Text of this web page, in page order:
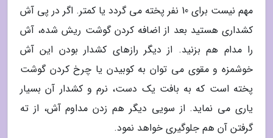
مهم نیست برای 10 نفر پخته می گردد یا کمتر. اگر در پی آش
کشداری هستید بعد از اضافه کردن گوشت ریش شده، آش
را مدام هم بزنید. از دیگر رازهای کشدار بودن این آش
خوشمزه و مقوی می توان به کوبیدن یا چرخ کردن گوشت
پخته است که به بافت یک دست، نرم و کشدار آن بسیار
یاری می نماید. از سویی دیگر هم زدن مداوم آش، از ته
گرفتن آن هم جلوگیری خواهد نمود.